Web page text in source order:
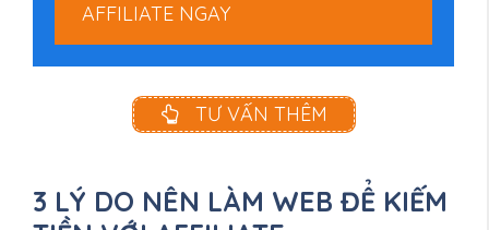
AFFILIATE NGAY
TƯ VẤN THÊM
3 LÝ DO NÊN LÀM WEB ĐỂ KIẾM